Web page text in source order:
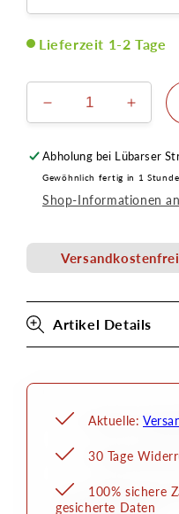
Lieferzeit 1-2 Tage
Verringere
die
Menge
für
Dermacolor
Fixierpuder
Kryolan
Erhöhe
die
Menge
für
Abholung bei Lübarser
Gewöhnlich fertig in 1 Stunde
Shop-Informationen
Artikel Details
Aktuelle:
30 Tage
100% sichere
gesicherte Daten